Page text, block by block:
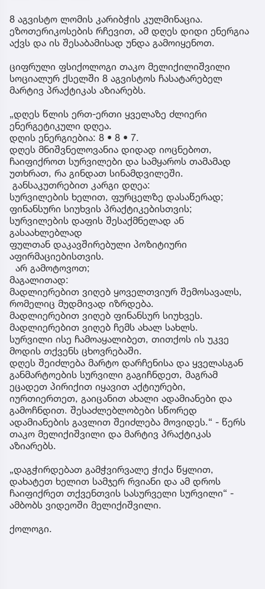
8 აგვისტო ლომის კარიბჭის კულმინაცია.
ეზოთერიკოსების რჩევით, ამ დღეს დიდი ენერგია
აქვს და ის შესაბამისად უნდა გამოიყენოთ.
ციფრული ფსიქოლოგი თაკო მელიქილიშვილი
სოციალურ ქსელში 8 აგვისტოს ჩასატარებელ
მარტივ პრაქტიკას აზიარებს.
„დღეს წლის ერთ-ერთი ყველაზე ძლიერი
ენერგეტიკული დღეა.
დღის ენერგიებია: 8 • 8 • 7.
დღეს მნიშვნელოვანია დიდად იოცნებოთ,
ჩაიფიქროთ სურვილები და სამყაროს თამამად
უთხრათ, რა გინდათ სინამდვილეში.
განსაკუთრებით კარგი დღეა:
სურვილების ხელით, ფურცელზე დასაწერად;
ფინანსური სიუხვის პრაქტიკებისთვის;
სურვილების დაფის შესაქმნელად ან
გასაახლებლად
ფულთან დაკავშირებული პოზიტიური
აფირმაციებისთვის.
არ გამოტოვოთ;
მაგალითად:
მადლიერებით ვიღებ ყოველთვიურ შემოსავალს,
რომელიც მუდმივად იზრდება.
მადლიერებით ვიღებ ფინანსურ სიუხვეს.
მადლიერებით ვიღებ ჩემს ახალ სახლს.
სურვილი ისე ჩამოაყალიბეთ, თითქოს ის უკვე
მოდის თქვენს ცხოვრებაში.
დღეს შეიძლება მარტო დარჩენისა და ყველასგან
განმარტოების სურვილი გაგიჩნდეთ, მაგრამ
ეცადეთ პირიქით იყავით აქტიურები,
იურთიერთეთ, გაიცანით ახალი ადამიანები და
გამოჩნდით. შესაძლებლობები სწორედ
ადამიანების გავლით შეიძლება მოვიდეს.“ - წერს
თაკო მელიქიშვილი და მარტივ პრაქტიკას
აზიარებს.
„დაგჭირდებათ გამჭვირვალე ჭიქა წყლით,
დახატეთ ხელით სამჯერ რვიანი და ამ დროს
ჩაიფიქრეთ თქვენთვის სასურველი სურვილი“ -
ამბობს ვიდეოში მელიქიშვილი.
ქოლოგი.